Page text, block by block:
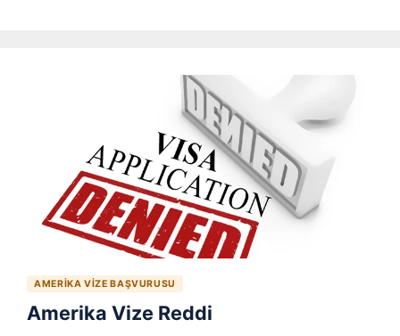
AMERIKA VIZE BAŞVURUSU
Amerika Vize Reddi